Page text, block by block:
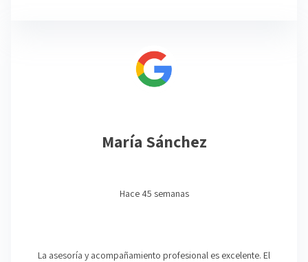
María Sánchez
Hace 45 semanas
La asesoría y acompañamiento profesional es excelente. El